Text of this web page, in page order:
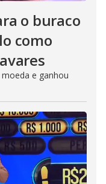
o buraco
como
e ganhou